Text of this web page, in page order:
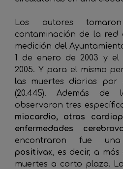
Los autores
contaminación de la red
medición del
1 de enero de 2003 y el
2005. Y para el mismo
las muertes diarias por
(20.445). Además de
observaron tres
miocardio, otras
enfermedades
encontraron fue
positiva«, es decir, a
muertes a corto plazo.